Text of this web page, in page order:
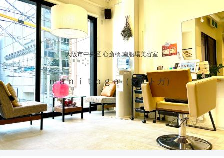
大阪市中央区 心斎橋 南船場美容室
ｍａｎｉｔｏｇａ（マニトガ）